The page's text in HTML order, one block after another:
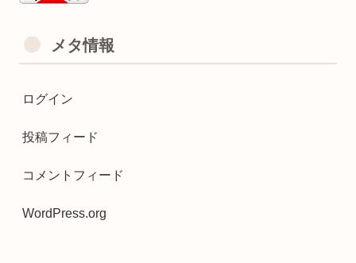
メタ情報
ログイン
投稿フィード
コメントフィード
WordPress.org